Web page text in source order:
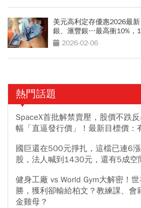
美元高利定存優惠2026最
銀、滙豐銀…最高衝10%，
2026-02-06
熱門話題
SpaceX首批解禁賣壓，股價不跌
幅「直逼發行價」！最新目標價：
國巨還在500元掙扎，這檔已連6
股，法人喊到1430元，還有5成空
健身工廠 vs World Gym大解密！
勝，獲利卻輸給柏文？教練課、
金雞母？